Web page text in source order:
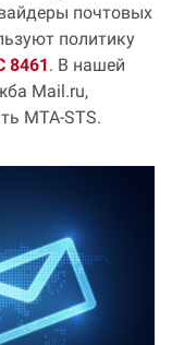
почтовых
политику
8461. В нашей
Mail.ru,
MTA-STS.